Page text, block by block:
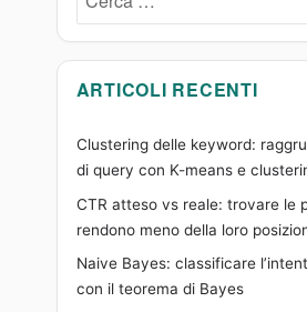
ARTICOLI RECENTI
Clustering delle keyword:
di query con K-means e
CTR atteso vs reale: trovare le
rendono meno della loro
Naive Bayes: classificare
con il teorema di Bayes